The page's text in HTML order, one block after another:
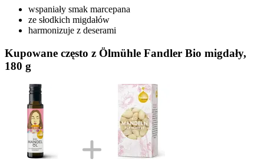
wspaniały smak marcepana
ze słodkich migdałów
harmonizuje z deserami
Kupowane często z Ölmühle Fandler Bio migdały,
180 g